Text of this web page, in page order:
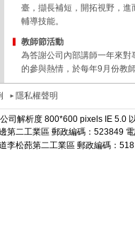
臺，擷長補短，開拓視野，進
輔導技能。
教師節活動
為答謝公司內部講師一年來
的參與熱情，於每年9月份教
隱私權聲明
司解析度 800*600 pixels IE 5.0
第二工業區 郵政編碼：523849
李松蓢第二工業區 郵政編碼：